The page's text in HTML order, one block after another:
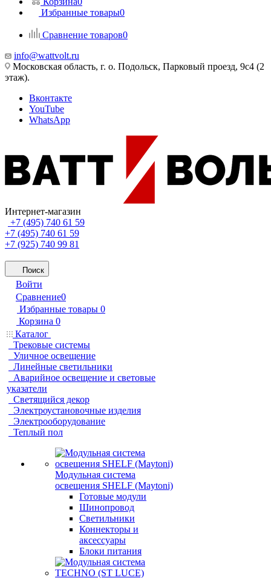
Избранные товары0
Сравнение товаров0
info@wattvolt.ru
Московская область, г. о. Подольск, Парковый проезд, 9с4 (2
этаж).
Вконтакте
YouTube
WhatsApp
Интернет-магазин
+7 (495) 740 61 59
+7 (495) 740 61 59
+7 (925) 740 99 81
Поиск
Войти
Сравнение0
Избранные товары 0
Корзина 0
Каталог
Трековые системы
Уличное освещение
Линейные светильники
Аварийное освещение и световые
указатели
Светящийся декор
Электроустановочные изделия
Электрооборудование
Теплый пол
Модульная система
освещения SHELF (Maytoni)
Готовые модули
Шинопровод
Светильники
Коннекторы и
аксессуары
Блоки питания